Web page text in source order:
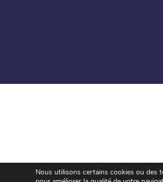
Nous utilisons certains cookies ou des